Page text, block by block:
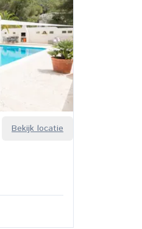
Bekijk locatie